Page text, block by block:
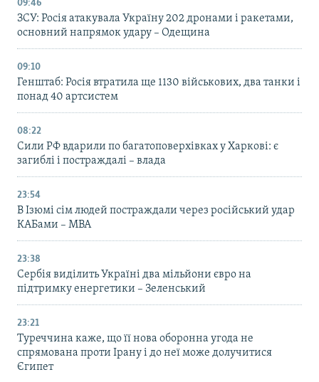
09:46
ЗСУ: Росія атакувала Україну 202 дронами і ракетами,
основний напрямок удару – Одещина
09:10
Генштаб: Росія втратила ще 1130 військових, два танки і
понад 40 артсистем
08:22
Сили РФ вдарили по багатоповерхівках у Харкові: є
загиблі і постраждалі – влада
23:54
В Ізюмі сім людей постраждали через російський удар
КАБами – МВА
23:38
Сербія виділить Україні два мільйони євро на
підтримку енергетики – Зеленський
23:21
Туреччина каже, що її нова оборонна угода не
спрямована проти Ірану і до неї може долучитися
Єгипет